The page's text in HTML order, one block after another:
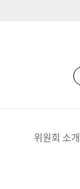
위원회 소개